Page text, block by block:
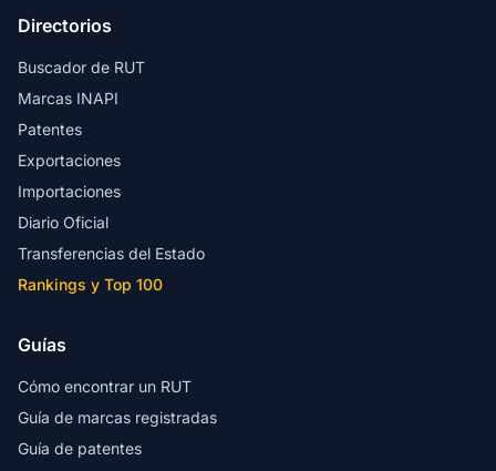
Directorios
Buscador de RUT
Marcas INAPI
Patentes
Exportaciones
Importaciones
Diario Oficial
Transferencias del Estado
Rankings y Top 100
Guías
Cómo encontrar un RUT
Guía de marcas registradas
Guía de patentes